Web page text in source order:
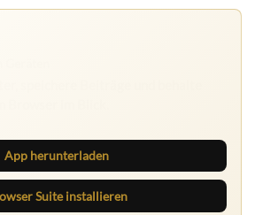
App herunterladen
Suite installieren